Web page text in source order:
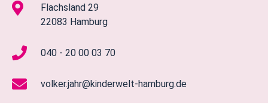
Flachsland 29
22083 Hamburg
040 - 20 00 03 70
volker.jahr@kinderwelt-hamburg.de